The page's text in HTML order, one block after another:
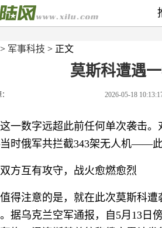
> 军事科技 > 正文
莫斯科遭遇
2026-05-18
这一数字远超此前任何单次袭击
俄军共拦截343架无人机——此
双方互有攻守，战火愈燃愈烈
值得注意的是，就在此次莫斯科
据乌克兰空军通报，自5月13日